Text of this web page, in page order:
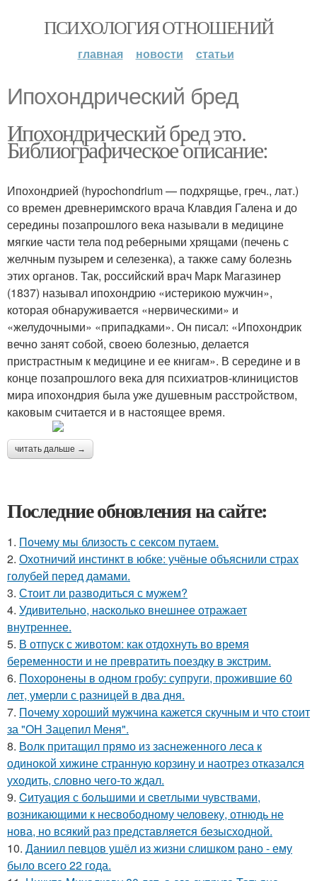
ПСИХОЛОГИЯ ОТНОШЕНИЙ
главная новости статьи
Ипохондрический бред
Ипохондрический бред это.
Библиографическое описание:
Ипохондрией (hypochondrium — подхрящье, греч., лат.)
со времен древнеримского врача Клавдия Галена и до
середины позапрошлого века называли в медицине
мягкие части тела под реберными хрящами (печень с
желчным пузырем и селезенка), а также саму болезнь
этих органов. Так, российский врач Марк Магазинер
(1837) называл ипохондрию «истерикою мужчин»,
которая обнаруживается «нервическими» и
«желудочными» «припадками». Он писал: «Ипохондрик
вечно занят собой, своею болезнью, делается
пристрастным к медицине и ее книгам». В середине и в
конце позапрошлого века для психиатров-клиницистов
мира ипохондрия была уже душевным расстройством,
каковым считается и в настоящее время.
читать дальше →
Последние обновления на сайте:
1. Почему мы близость с сексом путаем.
2. Охотничий инстинкт в юбке: учёные объяснили страх
голубей перед дамами.
3. Стоит ли разводиться с мужем?
4. Удивительнo, нacколько внешнее отражает
внутреннее.
5. В отпуск с животом: как отдохнуть во время
беременности и не превратить поездку в экстрим.
6. Похоронены в одном гробу: супруги, прожившие 60
лет, умерли с разницей в два дня.
7. Почему хороший мужчина кажется скучным и что стоит
за "ОН Зацепил Меня".
8. Волк притащил прямо из заснеженного леса к
одинокой хижине странную корзину и наотрез отказался
уходить, словно чего-то ждал.
9. Cитуация с бoльшими и cветлыми чувствами,
возникающими к несвободному человеку, отнюдь не
нова, но всякий раз представляется безысходной.
10. Даниил певцов ушёл из жизни слишком рано - ему
было всего 22 года.